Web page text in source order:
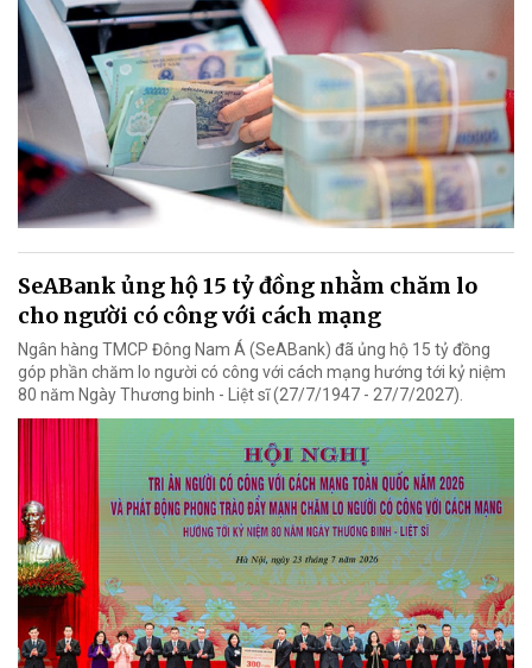
SeABank ủng hộ 15 tỷ đồng nhằm chăm lo
cho người có công với cách mạng
Ngân hàng TMCP Đông Nam Á (SeABank) đã ủng hộ 15 tỷ đồng
góp phần chăm lo người có công với cách mạng hướng tới kỷ niệm
80 năm Ngày Thương binh - Liệt sĩ (27/7/1947 - 27/7/2027).